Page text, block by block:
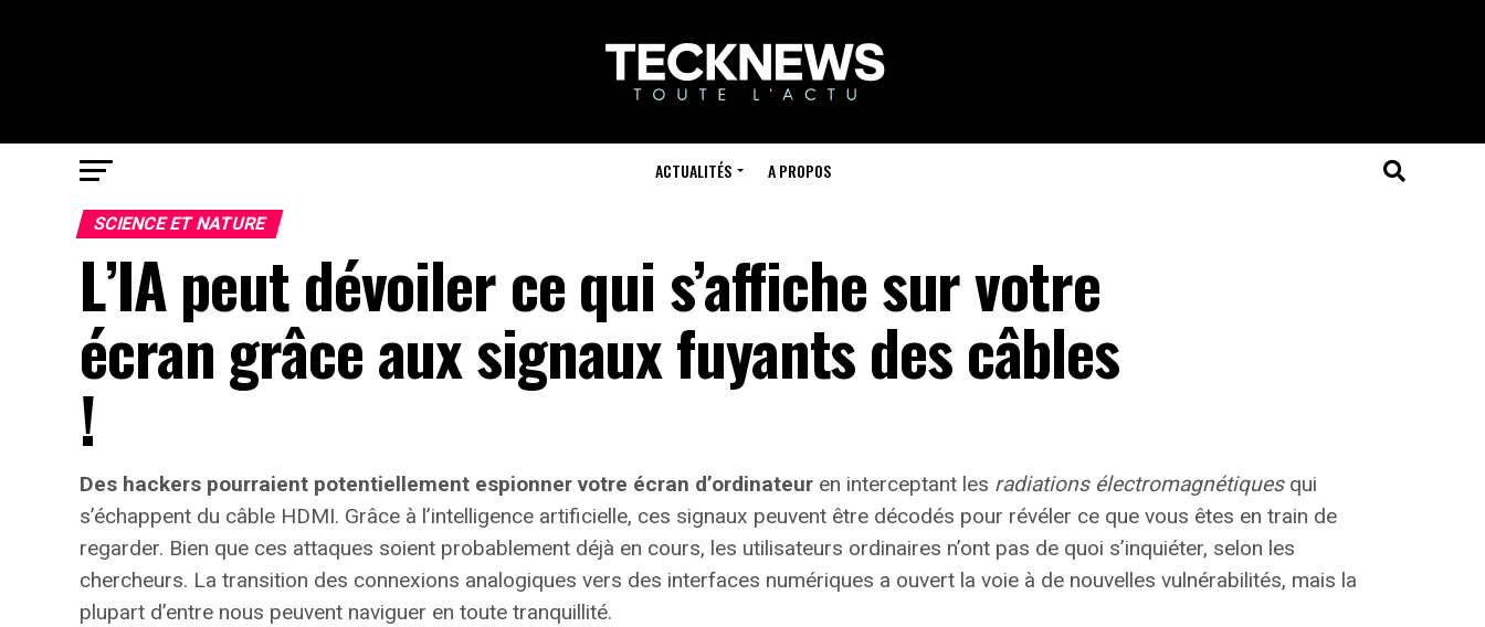
ACTUALITÉS A PROPOS
SCIENCE ET NATURE
L’IA peut dévoiler ce qui s’affiche sur votre
écran grâce aux signaux fuyants des câbles
!
Des hackers pourraient potentiellement espionner votre écran d’ordinateur en interceptant les radiations électromagnétiquesqui
s’échappent du câble HDMI. Grâce à l’intelligence artificielle, ces signaux peuvent être décodés pour révéler ce que vous êtes en train de
regarder. Bien que ces attaques soient probablement déjà en cours, les utilisateurs ordinaires n’ont pas de quoi s’inquiéter, selon les
chercheurs. La transition des connexions analogiques vers des interfaces numériques a ouvert la voie à de nouvelles vulnérabilités, mais la
plupart d’entre nous peuvent naviguer en toute tranquillité.